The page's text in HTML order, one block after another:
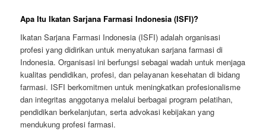
Apa Itu Ikatan Sarjana Farmasi Indonesia (ISFI)?
Ikatan Sarjana Farmasi Indonesia (ISFI) adalah organisasi
profesi yang didirikan untuk menyatukan sarjana farmasi di
Indonesia. Organisasi ini berfungsi sebagai wadah untuk menjaga
kualitas pendidikan, profesi, dan pelayanan kesehatan di bidang
farmasi. ISFI berkomitmen untuk meningkatkan profesionalisme
dan integritas anggotanya melalui berbagai program pelatihan,
pendidikan berkelanjutan, serta advokasi kebijakan yang
mendukung profesi farmasi.